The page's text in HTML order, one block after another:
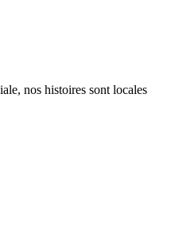
nos histoires sont locales